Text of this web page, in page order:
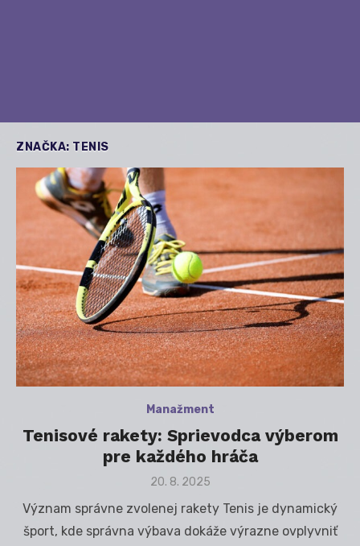
ZNAČKA: TENIS
Manažment
Tenisové rakety: Sprievodca výberom
pre každého hráča
Posted
20. 8. 2025
Význam správne zvolenej rakety Tenis je dynamický
šport, kde správna výbava dokáže výrazne ovplyvniť